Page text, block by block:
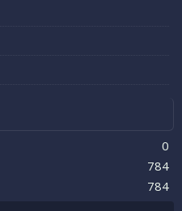
0
784
784